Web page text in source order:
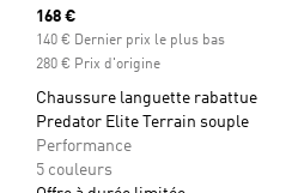
Prix actuel
168 €
140 € Dernier prix le plus bas
280 € Prix d'origine
Chaussure languette rabattue
Predator Elite Terrain souple
Performance
5 couleurs